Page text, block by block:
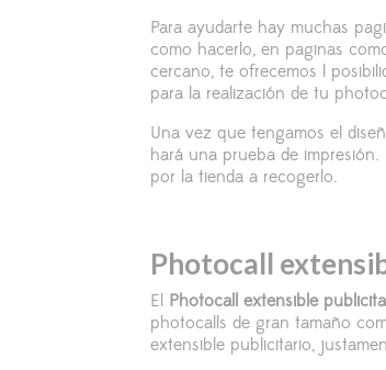
Para ayudarte hay muchas
como hacerlo, en paginas
cercano, te ofrecemos l
para la realización de tu
Una vez que tengamos el
hará una prueba de
por la tienda a recogerlo.
Photocall
El Photocall extensible
photocalls de gran tamaño
extensible publicitario,